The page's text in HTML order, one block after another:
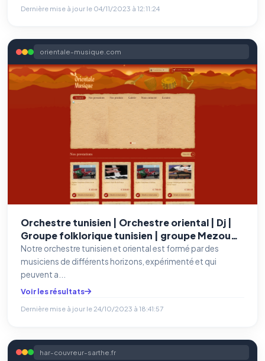
Dernière mise à jour le 04/11/2023 à 12:11:24
orientale-musique.com
Orchestre tunisien | Orchestre oriental | Dj |
Groupe folklorique tunisien | groupe Mezoued
| Paris | orchestre tunisien Nice |
Notre orchestre tunisien et oriental est formé par des
musiciens de différents horizons, expérimenté et qui
peuvent a...
Voir les résultats
Dernière mise à jour le 24/10/2023 à 18:41:57
har-couvreur-sarthe.fr